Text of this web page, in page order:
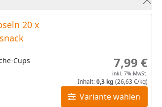
20 x
Cups
Variante wählen
7,99 €
inkl. 7% MwSt.
Inhalt:0,3 kg (26,63 €/kg)